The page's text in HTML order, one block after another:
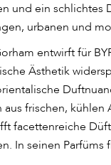
und ein schlichtes
urbanen und
entwirft für
Ästhetik
frischen, kühlen
facettenreiche
In seinen